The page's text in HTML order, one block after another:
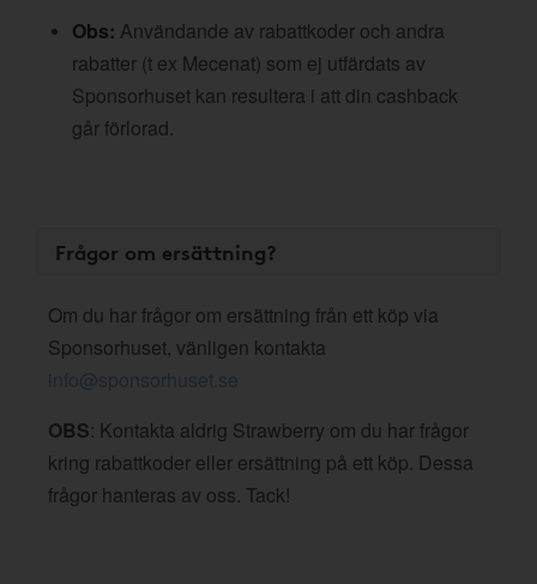
Obs: Användande av rabattkoder och andra
rabatter (t ex Mecenat) som ej utfärdats av
Sponsorhuset kan resultera i att din cashback
går förlorad.
Frågor om ersättning?
Om du har frågor om ersättning från ett köp via
Sponsorhuset, vänligen kontakta
info@sponsorhuset.se
OBS: Kontakta aldrig Strawberry om du har frågor
kring rabattkoder eller ersättning på ett köp. Dessa
frågor hanteras av oss. Tack!